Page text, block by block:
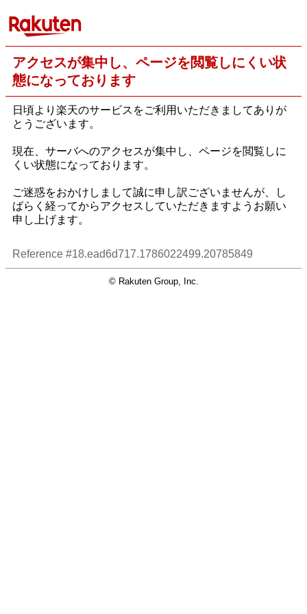
アクセスが集中し、ページを閲覧しにくい状
態になっております
日頃より楽天のサービスをご利用いただきましてありが
とうございます。
現在、サーバへのアクセスが集中し、ページを閲覧しに
くい状態になっております。
ご迷惑をおかけしまして誠に申し訳ございませんが、し
ばらく経ってからアクセスしていただきますようお願い
申し上げます。
Reference #18.ead6d717.1786022499.20785849
© Rakuten Group, Inc.